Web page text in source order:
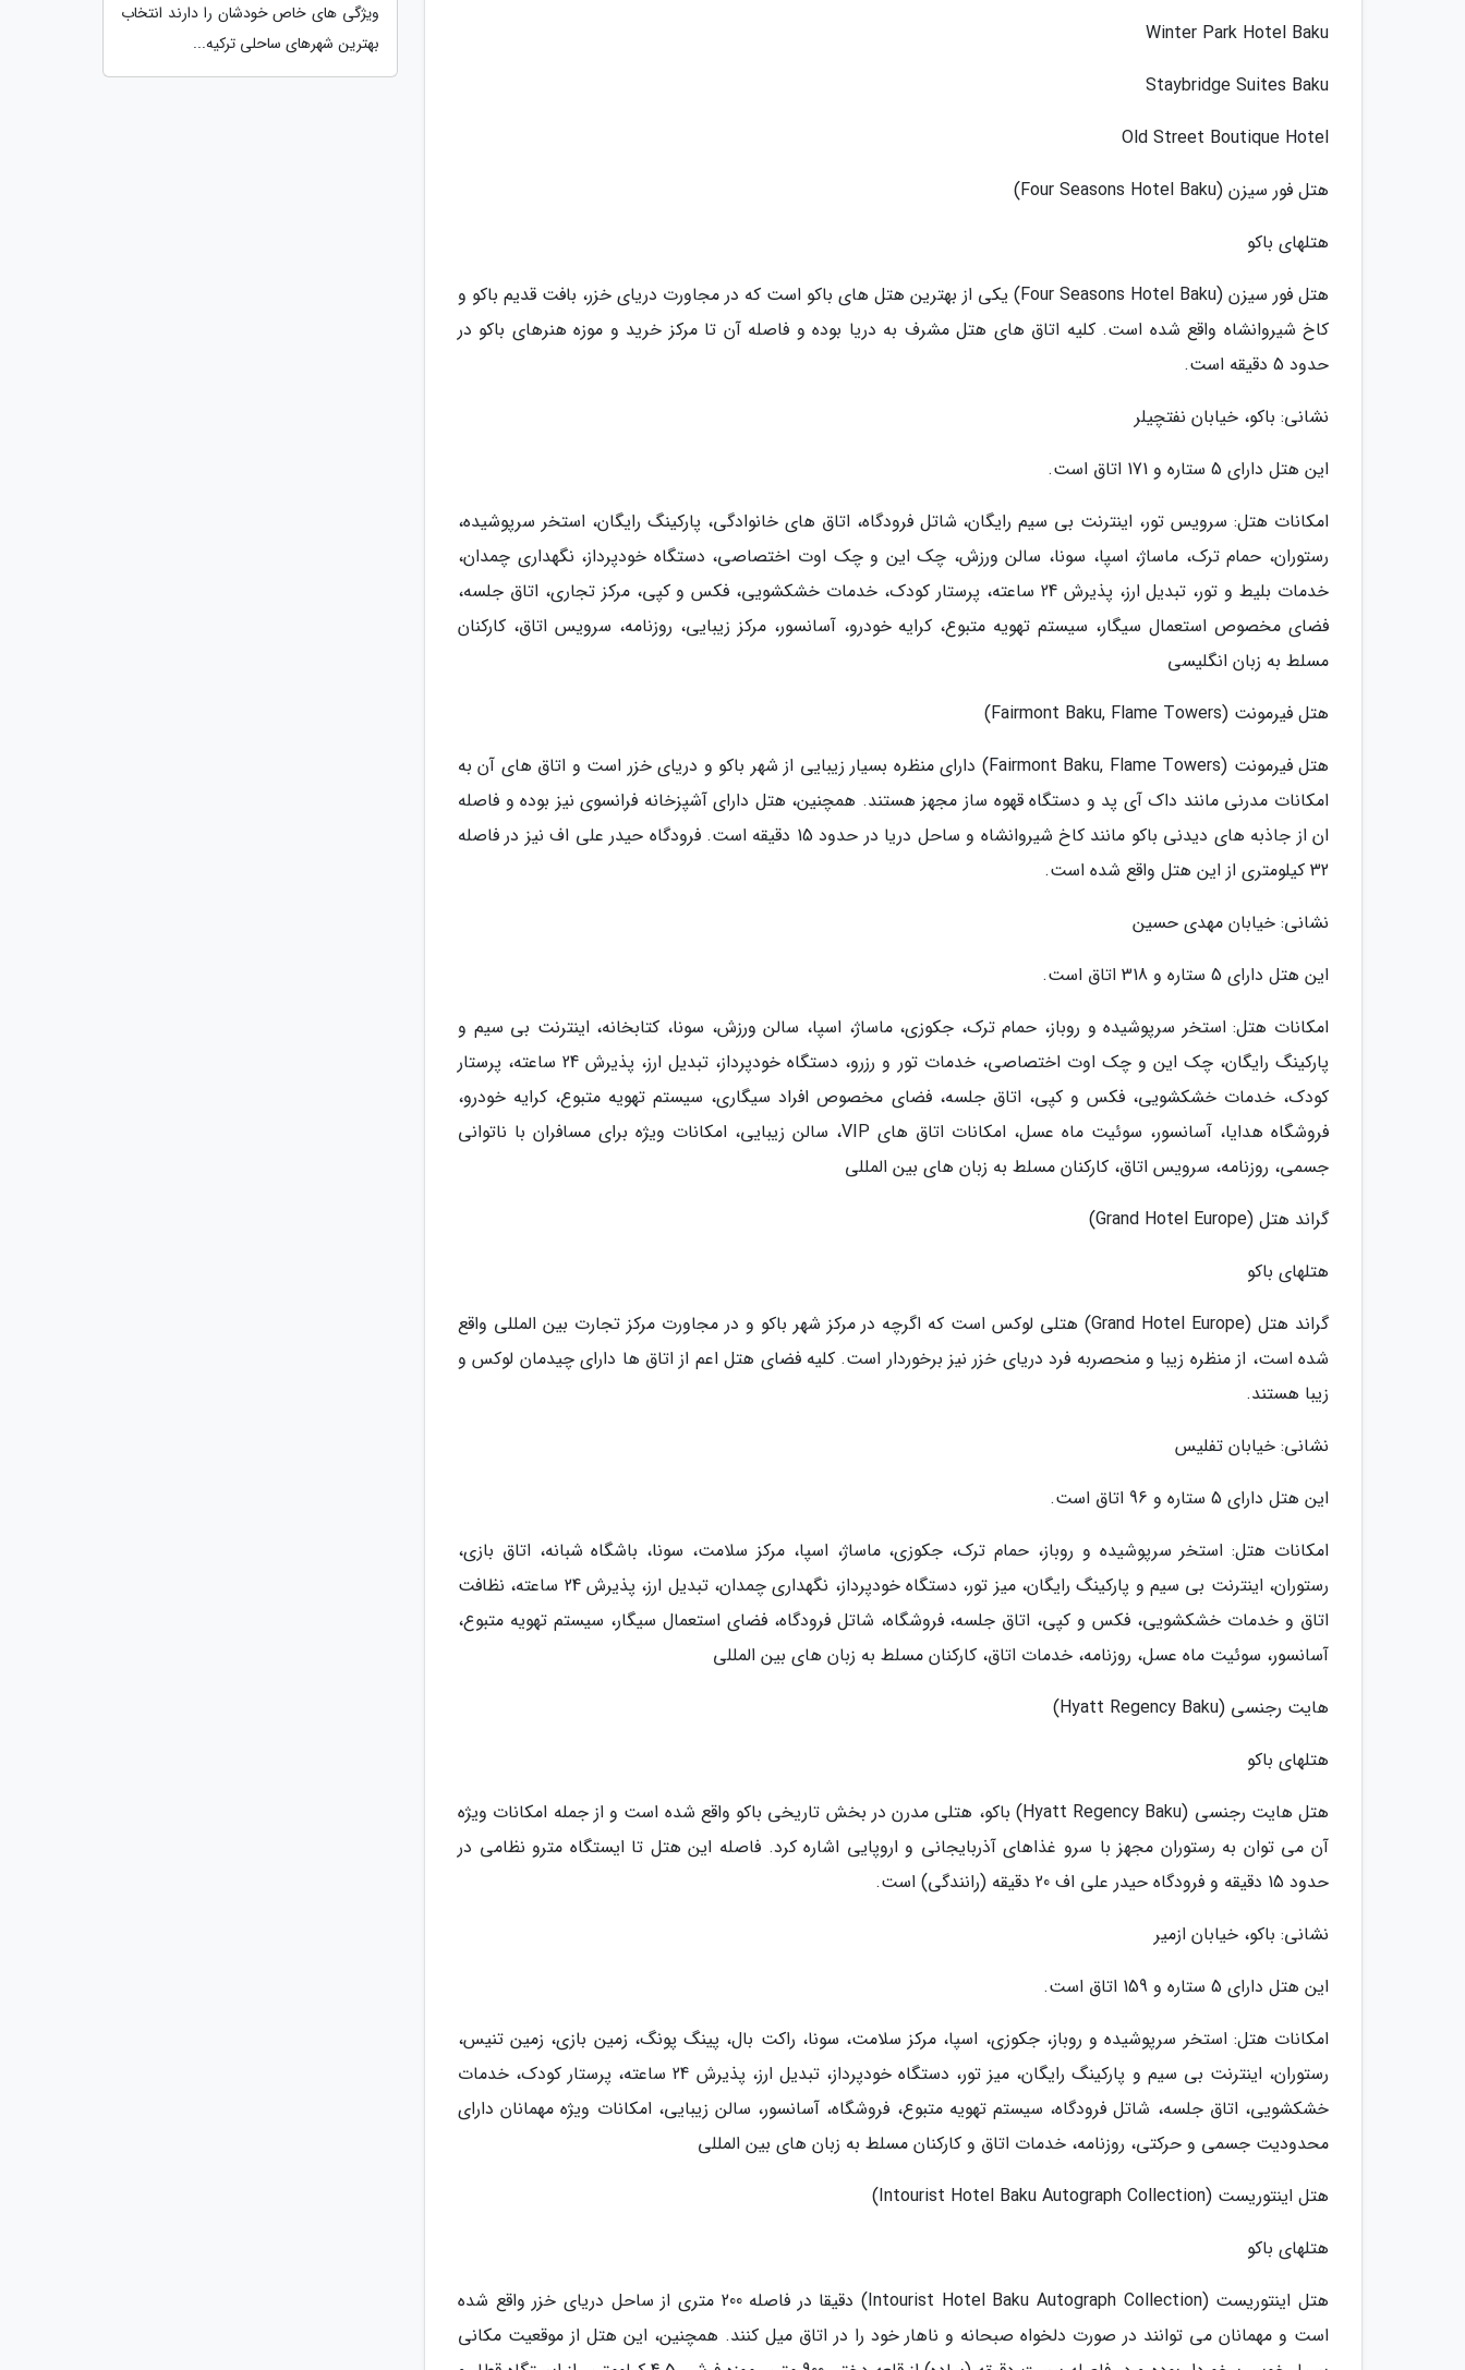
Winter Park Hotel Baku
Staybridge Suites Baku
Old Street Boutique Hotel
هتل فور سیزن (Four Seasons Hotel Baku)
هتلهای باکو
هتل فور سیزن (Four Seasons Hotel Baku) یکی از بهترین هتل های باکو است که در مجاورت دریای خزر، بافت قدیم باکو و
کاخ شیروانشاه واقع شده است. کلیه اتاق های هتل مشرف به دریا بوده و فاصله آن تا مرکز خرید و موزه هنرهای باکو در
حدود 5 دقیقه است.
نشانی: باکو، خیابان نفتچیلر
این هتل دارای 5 ستاره و 171 اتاق است.
امکانات هتل: سرویس تور، اینترنت بی سیم رایگان، شاتل فرودگاه، اتاق های خانوادگی، پارکینگ رایگان، استخر سرپوشیده،
رستوران، حمام ترک، ماساژ، اسپا، سونا، سالن ورزش، چک این و چک اوت اختصاصی، دستگاه خودپرداز، نگهداری چمدان،
خدمات بلیط و تور، تبدیل ارز، پذیرش 24 ساعته، پرستار کودک، خدمات خشکشویی، فکس و کپی، مرکز تجاری، اتاق جلسه،
فضای مخصوص استعمال سیگار، سیستم تهویه متبوع، کرایه خودرو، آسانسور، مرکز زیبایی، روزنامه، سرویس اتاق، کارکنان
مسلط به زبان انگلیسی
هتل فیرمونت (Fairmont Baku, Flame Towers)
هتل فیرمونت (Fairmont Baku, Flame Towers) دارای منظره بسیار زیبایی از شهر باکو و دریای خزر است و اتاق های آن به
امکانات مدرنی مانند داک آی پد و دستگاه قهوه ساز مجهز هستند. همچنین، هتل دارای آشپزخانه فرانسوی نیز بوده و فاصله
ان از جاذبه های دیدنی باکو مانند کاخ شیروانشاه و ساحل دریا در حدود 15 دقیقه است. فرودگاه حیدر علی اف نیز در فاصله
32 کیلومتری از این هتل واقع شده است.
نشانی: خیابان مهدی حسین
این هتل دارای 5 ستاره و 318 اتاق است.
امکانات هتل: استخر سرپوشیده و روباز، حمام ترک، جکوزی، ماساژ، اسپا، سالن ورزش، سونا، کتابخانه، اینترنت بی سیم و
پارکینگ رایگان، چک این و چک اوت اختصاصی، خدمات تور و رزرو، دستگاه خودپرداز، تبدیل ارز، پذیرش 24 ساعته، پرستار
کودک، خدمات خشکشویی، فکس و کپی، اتاق جلسه، فضای مخصوص افراد سیگاری، سیستم تهویه متبوع، کرایه خودرو،
فروشگاه هدایا، آسانسور، سوئیت ماه عسل، امکانات اتاق های VIP، سالن زیبایی، امکانات ویژه برای مسافران با ناتوانی
جسمی، روزنامه، سرویس اتاق، کارکنان مسلط به زبان های بین المللی
گراند هتل (Grand Hotel Europe)
هتلهای باکو
گراند هتل (Grand Hotel Europe) هتلی لوکس است که اگرچه در مرکز شهر باکو و در مجاورت مرکز تجارت بین المللی واقع
شده است، از منظره زیبا و منحصربه فرد دریای خزر نیز برخوردار است. کلیه فضای هتل اعم از اتاق ها دارای چیدمان لوکس و
زیبا هستند.
نشانی: خیابان تفلیس
این هتل دارای 5 ستاره و 96 اتاق است.
امکانات هتل: استخر سرپوشیده و روباز، حمام ترک، جکوزی، ماساژ، اسپا، مرکز سلامت، سونا، باشگاه شبانه، اتاق بازی،
رستوران، اینترنت بی سیم و پارکینگ رایگان، میز تور، دستگاه خودپرداز، نگهداری چمدان، تبدیل ارز، پذیرش 24 ساعته، نظافت
اتاق و خدمات خشکشویی، فکس و کپی، اتاق جلسه، فروشگاه، شاتل فرودگاه، فضای استعمال سیگار، سیستم تهویه متبوع،
آسانسور، سوئیت ماه عسل، روزنامه، خدمات اتاق، کارکنان مسلط به زبان های بین المللی
هایت رجنسی (Hyatt Regency Baku)
هتلهای باکو
هتل هایت رجنسی (Hyatt Regency Baku) باکو، هتلی مدرن در بخش تاریخی باکو واقع شده است و از جمله امکانات ویژه
آن می توان به رستوران مجهز با سرو غذاهای آذربایجانی و اروپایی اشاره کرد. فاصله این هتل تا ایستگاه مترو نظامی در
حدود 15 دقیقه و فرودگاه حیدر علی اف 20 دقیقه (رانندگی) است.
نشانی: باکو، خیابان ازمیر
این هتل دارای 5 ستاره و 159 اتاق است.
امکانات هتل: استخر سرپوشیده و روباز، جکوزی، اسپا، مرکز سلامت، سونا، راکت بال، پینگ پونگ، زمین بازی، زمین تنیس،
رستوران، اینترنت بی سیم و پارکینگ رایگان، میز تور، دستگاه خودپرداز، تبدیل ارز، پذیرش 24 ساعته، پرستار کودک، خدمات
خشکشویی، اتاق جلسه، شاتل فرودگاه، سیستم تهویه متبوع، فروشگاه، آسانسور، سالن زیبایی، امکانات ویژه مهمانان دارای
محدودیت جسمی و حرکتی، روزنامه، خدمات اتاق و کارکنان مسلط به زبان های بین المللی
هتل اینتوریست (Intourist Hotel Baku Autograph Collection)
هتلهای باکو
هتل اینتوریست (Intourist Hotel Baku Autograph Collection) دقیقا در فاصله 200 متری از ساحل دریای خزر واقع شده
است و مهمانان می توانند در صورت دلخواه صبحانه و ناهار خود را در اتاق میل کنند. همچنین، این هتل از موقعیت مکانی
ویژگی های خاص خودشان را دارند انتخاب
بهترین شهرهای ساحلی ترکیه...